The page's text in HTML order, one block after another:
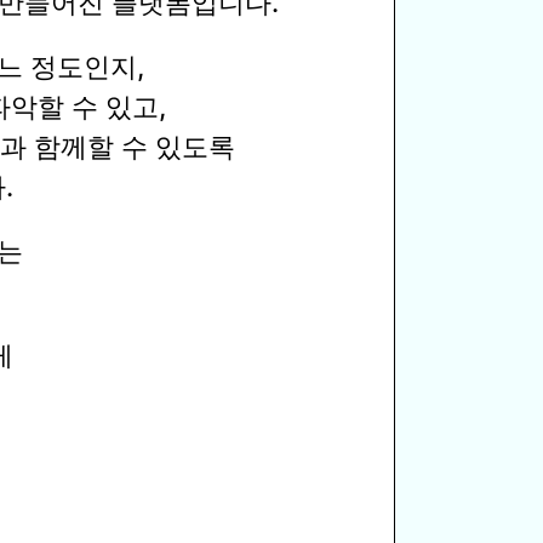
정도인지,
악할 수 있고,
함께할 수 있도록